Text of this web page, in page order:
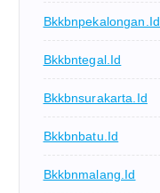
Bkkbnpekalongan.id
Bkkbntegal.id
Bkkbnsurakarta.id
Bkkbnbatu.id
Bkkbnmalang.id